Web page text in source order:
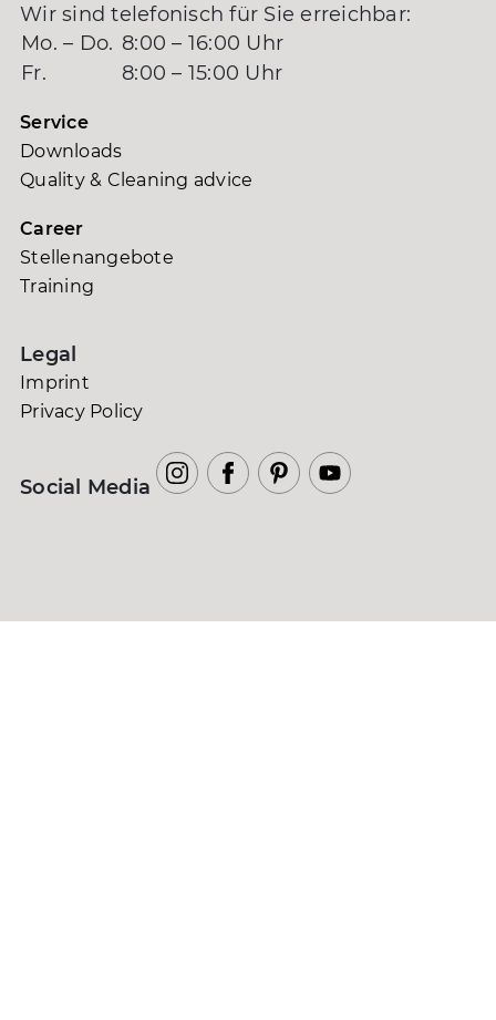
Wir sind telefonisch für Sie erreichbar:
Mo. – Do. 8:00 – 16:00 Uhr
Fr.
8:00 – 15:00 Uhr
Service
Downloads
Quality & Cleaning advice
Career
Stellenangebote
Training
Legal
Imprint
Privacy Policy
Social Media